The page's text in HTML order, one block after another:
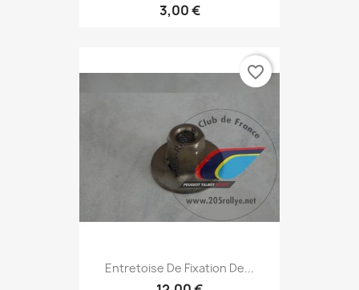
3,00 €
Entretoise De Fixation De...
favorite_border